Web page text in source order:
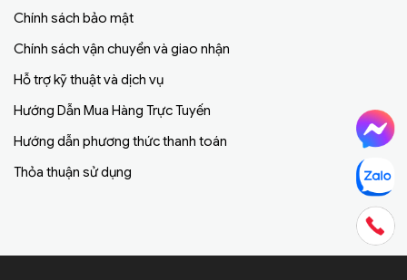
Chính sách bảo mật
Chính sách vận chuyển và giao nhận
Hỗ trợ kỹ thuật và dịch vụ
Hướng Dẫn Mua Hàng Trực Tuyến
Hướng dẫn phương thức thanh toán
Thỏa thuận sử dụng